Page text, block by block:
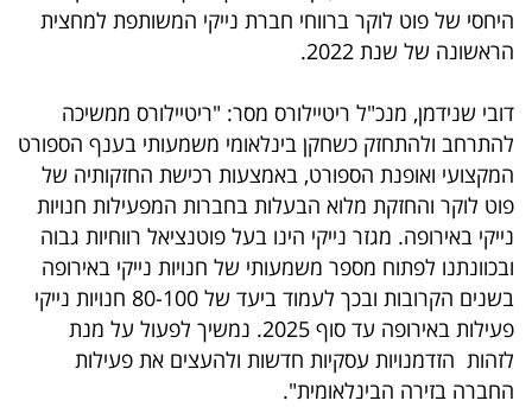
פרסמו
באייס
עקבו
אחרינו:
היחסי של פוט לוקר ברווחי חברת נייקי המשותפת למחצית
הראשונה של שנת 2022.
דובי שנידמן, מנכ"ל ריטיילורס מסר: "ריטיילורס ממשיכה
להתרחב ולהתחזק כשחקן בינלאומי משמעותי בענף הספורט
המקצועי ואופנת הספורט, באמצעות רכישת החזקותיה של
פוט לוקר והחזקת מלוא הבעלות בחברות המפעילות חנויות
נייקי באירופה. מגזר נייקי הינו בעל פוטנציאל רווחיות גבוה
ובכוונתנו לפתוח מספר משמעותי של חנויות נייקי באירופה
בשנים הקרובות ובכך לעמוד ביעד של 80-100 חנויות נייקי
פעילות באירופה עד סוף 2025. נמשיך לפעול על מנת
לזהות הזדמנויות עסקיות חדשות ולהעצים את פעילות
החברה בזירה הבינלאומית".